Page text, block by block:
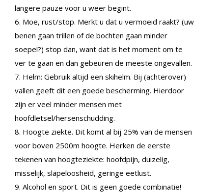
langere pauze voor u weer begint.
6. Moe, rust/stop. Merkt u dat u vermoeid raakt? (uw
benen gaan trillen of de bochten gaan minder
soepel?) stop dan, want dat is het moment om te
ver te gaan en dan gebeuren de meeste ongevallen.
7. Helm: Gebruik altijd een skihelm. Bij (achterover)
vallen geeft dit een goede bescherming. Hierdoor
zijn er veel minder mensen met
hoofdletsel/hersenschudding.
8. Hoogte ziekte. Dit komt al bij 25% van de mensen
voor boven 2500m hoogte. Herken de eerste
tekenen van hoogteziekte: hoofdpijn, duizelig,
misselijk, slapeloosheid, geringe eetlust.
9. Alcohol en sport. Dit is geen goede combinatie!